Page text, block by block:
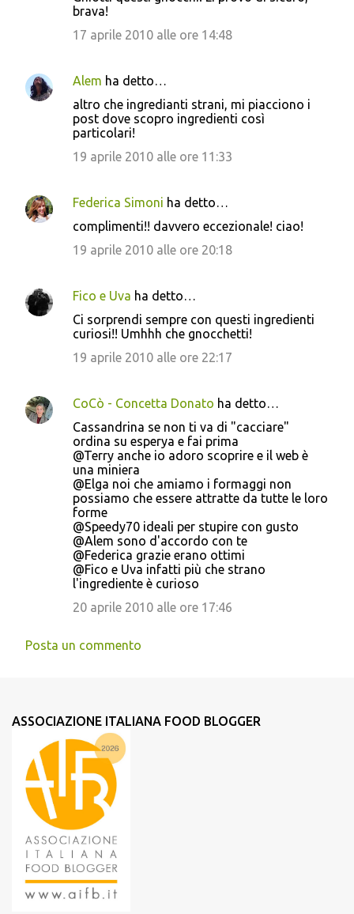
brava!
17 aprile 2010 alle ore 14:48
Alem ha detto…
altro che ingredianti strani, mi piacciono i
post dove scopro ingredienti così
particolari!
19 aprile 2010 alle ore 11:33
Federica Simoni ha detto…
complimenti!! davvero eccezionale! ciao!
19 aprile 2010 alle ore 20:18
Fico e Uva ha detto…
Ci sorprendi sempre con questi ingredienti
curiosi!! Umhhh che gnocchetti!
19 aprile 2010 alle ore 22:17
CoCò - Concetta Donato ha detto…
Cassandrina se non ti va di "cacciare"
ordina su esperya e fai prima
@Terry anche io adoro scoprire e il web è
una miniera
@Elga noi che amiamo i formaggi non
possiamo che essere attratte da tutte le loro
forme
@Speedy70 ideali per stupire con gusto
@Alem sono d'accordo con te
@Federica grazie erano ottimi
@Fico e Uva infatti più che strano
l'ingrediente è curioso
20 aprile 2010 alle ore 17:46
Posta un commento
ASSOCIAZIONE ITALIANA FOOD BLOGGER